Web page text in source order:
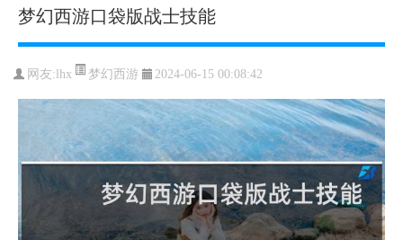
梦幻西游口袋版战士技能
网友:lhx 梦幻西游 2024-06-15 00:08:42